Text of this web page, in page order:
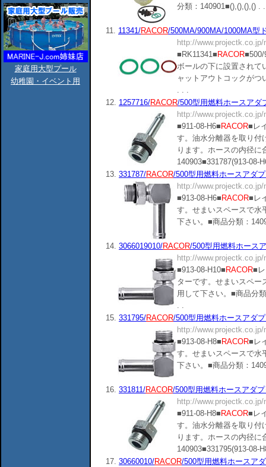
家庭用大型プール
幼稚園・イベント用
分類：140901■(),(),(),() .
11. 11341/RACOR/500MA/900MA/1000MA型
http://
■RK11341■ RACOR■500/
ボールの下に設置されて
ャットアウトコックがつ
. . .
12. 1257716/RACOR/500型用燃料ホースアダ
http://
■911-08-H6■ RACOR■レ
す。油水分離器を取り付
ります。ホースの内径
140903■331787(913-08-
13. 331787/RACOR/500型用燃料ホースアダ
http://
■913-08-H6■ RACOR■レ
す。せまいスペースで水
下さい。■商品分類：
14. 3066019010/RACOR/500型用燃料ホース
http://
■913-08-H10■ RACOR■
ターです。せまいスペー
用して下さい。■商品分
. .
15. 331795/RACOR/500型用燃料ホースアダ
http://
■913-08-H8■ RACOR■レ
す。せまいスペースで水
下さい。■商品分類：
16. 331811/RACOR/500型用燃料ホースアダ
http://
■911-08-H8■ RACOR■レ
す。油水分離器を取り付
ります。ホースの内径
140903■331795(913-08-
17. 30660010/RACOR/500型用燃料ホースア